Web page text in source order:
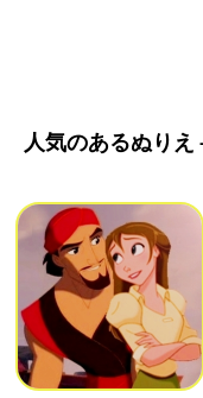
人気のあるぬりえ